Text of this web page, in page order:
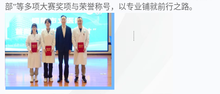
部”等多项大赛奖项与荣誉称号，以专业铺就前行之路。